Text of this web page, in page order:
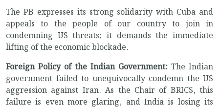
The PB expresses its strong solidarity with Cuba and
appeals to the people of our country to join in
condemning US threats; it demands the immediate
lifting of the economic blockade.
Foreign Policy of the Indian Government: The Indian
government failed to unequivocally condemn the US
aggression against Iran. As the Chair of BRICS, this
failure is even more glaring, and India is losing its